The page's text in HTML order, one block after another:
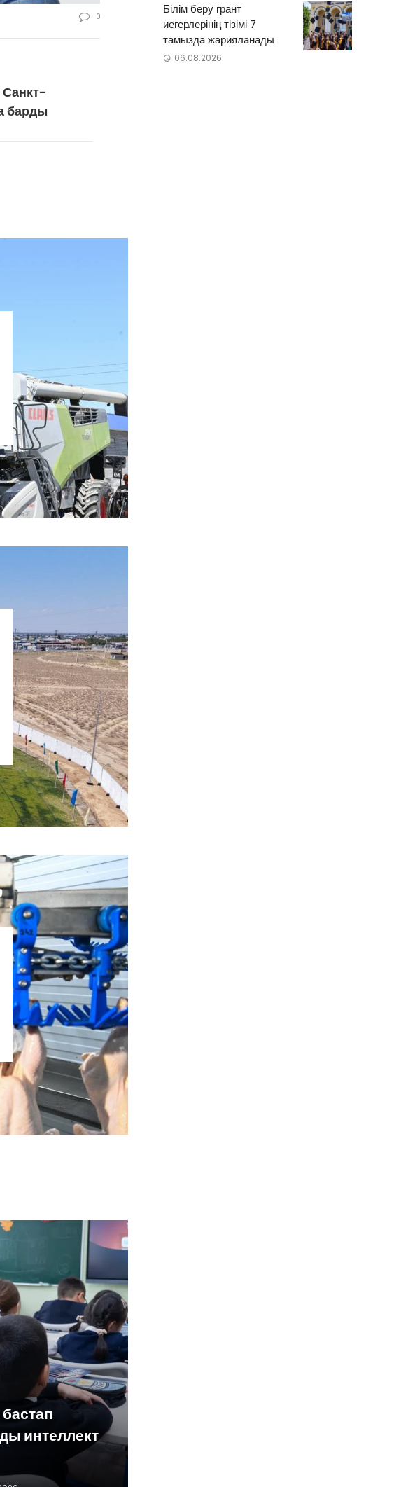
0
барды
интеллект
Білім беру грант
иегерлерінің тізімі 7
тамызда жарияланады
06.08.2026